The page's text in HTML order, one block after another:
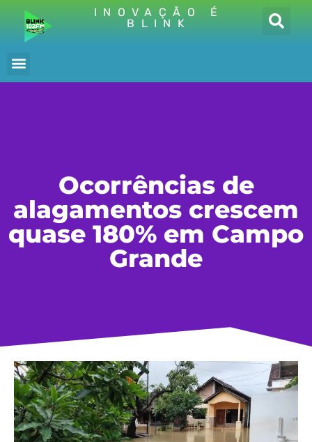
INOVAÇÃO É
BLINK
Ocorrências de
alagamentos crescem
quase 180% em Campo
Grande